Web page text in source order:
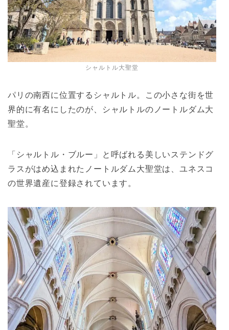
シャルトル大聖堂
パリの南西に位置するシャルトル。この小さな街を世
界的に有名にしたのが、シャルトルのノートルダム大
聖堂。
「シャルトル・ブルー」と呼ばれる美しいステンドグ
ラスがはめ込まれたノートルダム大聖堂は、ユネスコ
の世界遺産に登録されています。